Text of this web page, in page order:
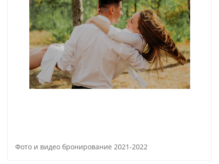
Фото и видео бронирование 2021-2022